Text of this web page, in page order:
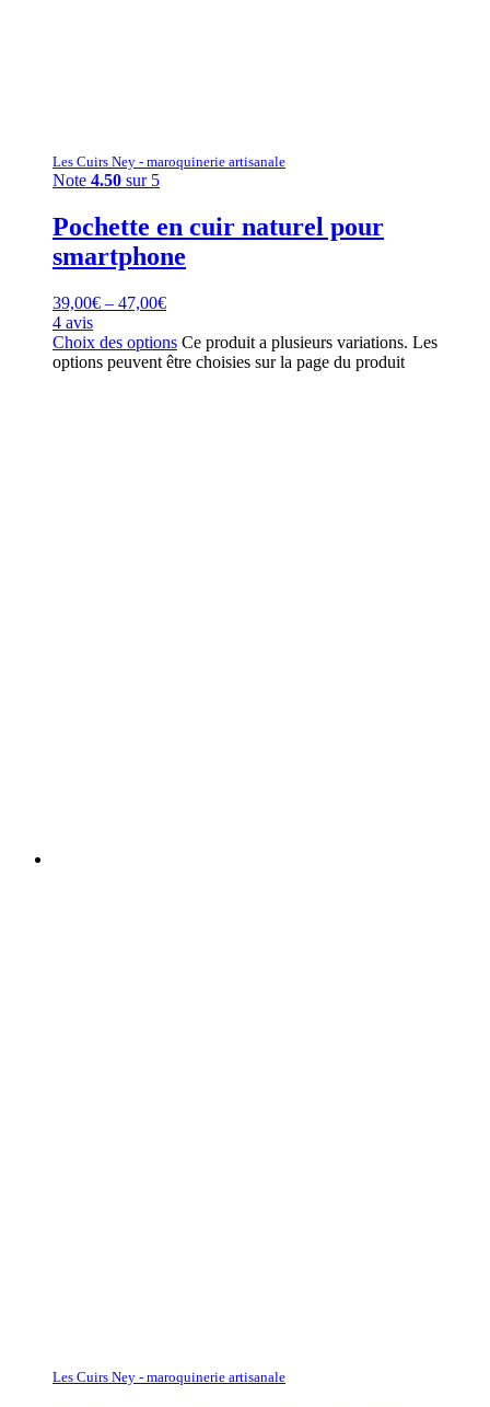
Les Cuirs Ney - maroquinerie artisanale
Note 4.50 sur 5
Pochette en cuir naturel pour
smartphone
39,00€ – 47,00€
4 avis
Choix des options Ce produit a plusieurs variations. Les
options peuvent être choisies sur la page du produit
Les Cuirs Ney - maroquinerie artisanale